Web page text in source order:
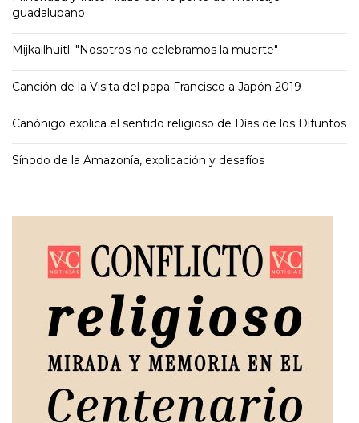
guadalupano
Mijkailhuitl: "Nosotros no celebramos la muerte"
Canción de la Visita del papa Francisco a Japón 2019
Canónigo explica el sentido religioso de Días de los Difuntos
Sínodo de la Amazonía, explicación y desafíos